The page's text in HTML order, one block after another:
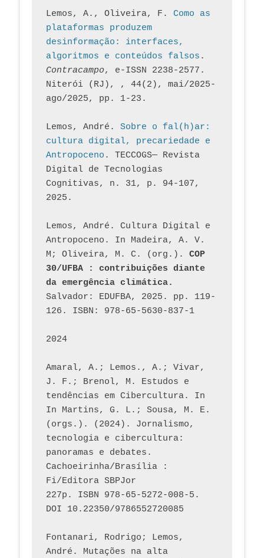
Lemos, A., Oliveira, F. Como as
plataformas produzem
desinformação: interfaces,
algoritmos e conteúdos falsos
Contracampo, e-ISSN 2238-2577.
Niterói (RJ), , 44(2), mai/2025-
ago/2025, pp. 1-23.
Lemos, André. Sobre o fal(h)ar:
cultura digital, precariedade e
Antropoceno . TECCOGS— Revista
Digital de Tecnologias
Cognitivas, n. 31, p. 94-107,
2025.
Lemos, André. Cultura Digital e
Antropoceno. In Madeira, A. V.
M; Oliveira, M. C. (org.). COP
30/UFBA : contribuições diante
da emergência climática.
Salvador: EDUFBA, 2025. pp. 119-
126. ISBN: 978-65-5630-837-1
2024
Amaral, A.; Lemos., A.; Vivar,
J. F.; Brenol, M. Estudos e
tendências em Cibercultura. In
In Martins, G. L.; Sousa, M. E.
(orgs.). (2024). Jornalismo,
tecnologia e cibercultura:
panoramas e debates.
Cachoeirinha/Brasília :
Fi/Editora SBPJor
227p. ISBN 978-65-5272-008-5.
DOI 10.22350/9786552720085
Fontanari, Rodrigo; Lemos,
André. Mutações na alta